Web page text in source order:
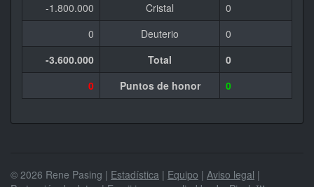
-1.800.000
Cristal
0
0
Deuterio
0
-3.600.000
Total
0
0
Puntos de honor 0
© 2026 Rene Pasing | Estadística | Equipo | Aviso legal |